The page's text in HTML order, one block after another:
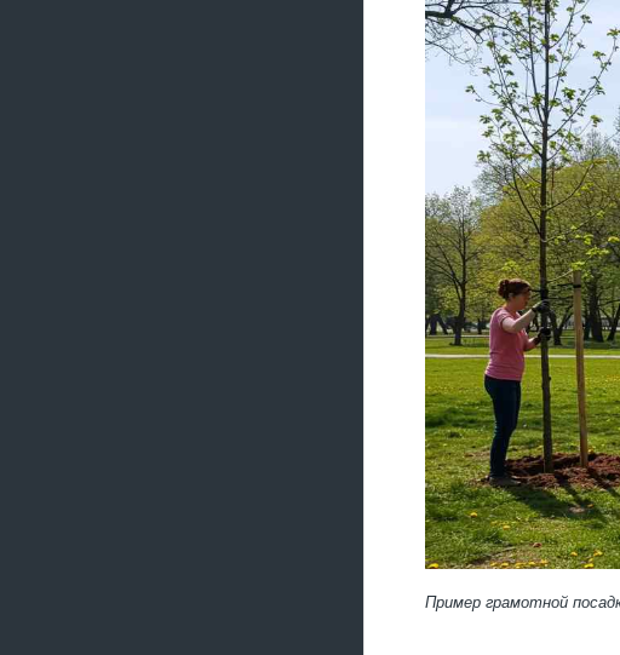
Пример грамотной